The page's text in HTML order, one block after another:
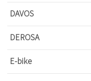
DAVOS
DEROSA
E-bike